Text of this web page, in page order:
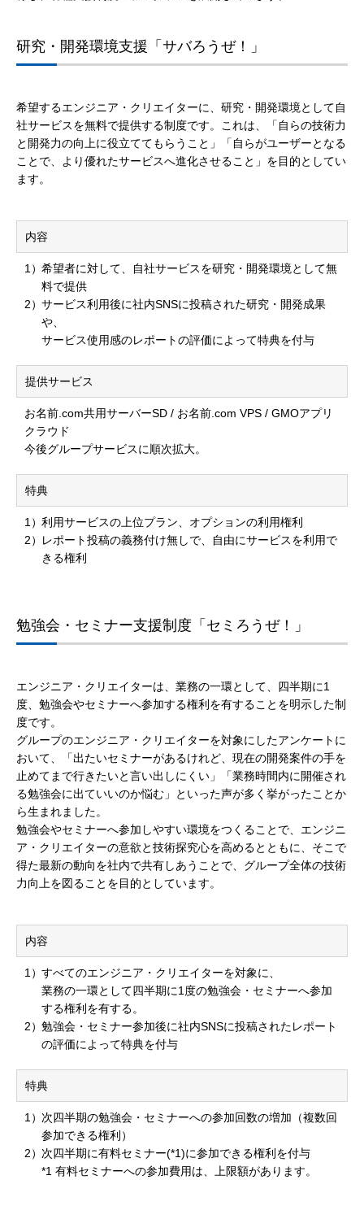
研究・開発環境支援「サバろうぜ！」
希望するエンジニア・クリエイターに、研究・開発環境として自
社サービスを無料で提供する制度です。これは、「自らの技術力
と開発力の向上に役立ててもらうこと」「自らがユーザーとなる
ことで、より優れたサービスへ進化させること」を目的としてい
ます。
内容
希望者に対して、自社サービスを研究・開発環境として無
料で提供
サービス利用後に社内SNSに投稿された研究・開発成果
や、
サービス使用感のレポートの評価によって特典を付与
提供サービス
お名前.com共用サーバーSD / お名前.com VPS / GMOアプリ
クラウド
今後グループサービスに順次拡大。
特典
利用サービスの上位プラン、オプションの利用権利
レポート投稿の義務付け無しで、自由にサービスを利用で
きる権利
勉強会・セミナー支援制度「セミろうぜ！」
エンジニア・クリエイターは、業務の一環として、四半期に1
度、勉強会やセミナーへ参加する権利を有することを明示した制
度です。
グループのエンジニア・クリエイターを対象にしたアンケートに
おいて、「出たいセミナーがあるけれど、現在の開発案件の手を
止めてまで行きたいと言い出しにくい」「業務時間内に開催され
る勉強会に出ていいのか悩む」といった声が多く挙がったことか
ら生まれました。
勉強会やセミナーへ参加しやすい環境をつくることで、エンジニ
ア・クリエイターの意欲と技術探究心を高めるとともに、そこで
得た最新の動向を社内で共有しあうことで、グループ全体の技術
力向上を図ることを目的としています。
内容
すべてのエンジニア・クリエイターを対象に、
業務の一環として四半期に1度の勉強会・セミナーへ参加
する権利を有する。
勉強会・セミナー参加後に社内SNSに投稿されたレポート
の評価によって特典を付与
特典
次四半期の勉強会・セミナーへの参加回数の増加（複数回
参加できる権利）
次四半期に有料セミナー(*1)に参加できる権利を付与
*1 有料セミナーへの参加費用は、上限額があります。